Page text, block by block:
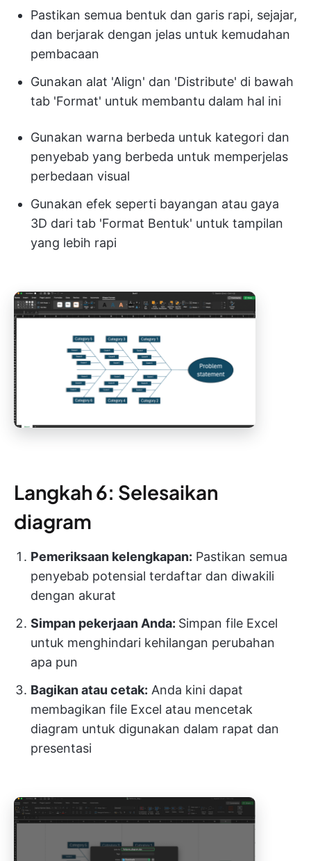
Pastikan semua bentuk dan garis rapi, sejajar,
dan berjarak dengan jelas untuk kemudahan
pembacaan
Gunakan alat 'Align' dan 'Distribute' di bawah
tab 'Format' untuk membantu dalam hal ini
Gunakan warna berbeda untuk kategori dan
penyebab yang berbeda untuk memperjelas
perbedaan visual
Gunakan efek seperti bayangan atau gaya
3D dari tab 'Format Bentuk' untuk tampilan
yang lebih rapi
Langkah 6: Selesaikan
diagram
Pemeriksaan kelengkapan: Pastikan semua
penyebab potensial terdaftar dan diwakili
dengan akurat
Simpan pekerjaan Anda: Simpan file Excel
untuk menghindari kehilangan perubahan
apa pun
Bagikan atau cetak: Anda kini dapat
membagikan file Excel atau mencetak
diagram untuk digunakan dalam rapat dan
presentasi